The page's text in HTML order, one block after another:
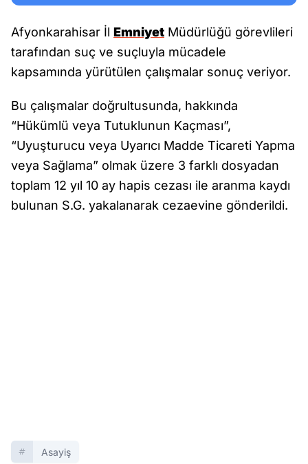
Afyonkarahisar İl Emniyet Müdürlüğü görevlileri
tarafından suç ve suçluyla mücadele
kapsamında yürütülen çalışmalar sonuç veriyor.
Bu çalışmalar doğrultusunda, hakkında
“Hükümlü veya Tutuklunun Kaçması”,
“Uyuşturucu veya Uyarıcı Madde Ticareti Yapma
veya Sağlama” olmak üzere 3 farklı dosyadan
toplam 12 yıl 10 ay hapis cezası ile aranma kaydı
bulunan S.G. yakalanarak cezaevine gönderildi.
Asayiş